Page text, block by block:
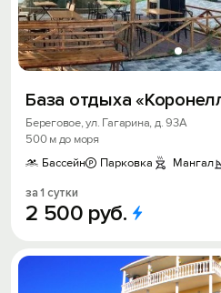
База отдыха
Береговое, ул. Гагарина, д. 93А
500 м до моря
Бассейн
Парковка Мангал
за 1 сутки
2 500 руб.